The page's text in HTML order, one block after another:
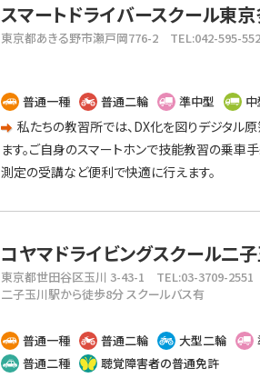
スマートドライバースクール東
東京都あきる野市瀬戸岡776-2 TEL:042-595-
普通一種 普通二輪 準中型
私たちの教習所では、DX化を図りデジタル
ます。ご自身のスマートホンで技能教習の乗車
測定の受講など便利で快適に行えます。
コヤマドライビングスクール二
東京都世田谷区玉川 3-43-1 TEL:03-3709-2551
二子玉川駅から徒歩8分 スクールバス有
普通一種 普通二輪 大型二輪
普通二種
聴覚障害者の普通免許